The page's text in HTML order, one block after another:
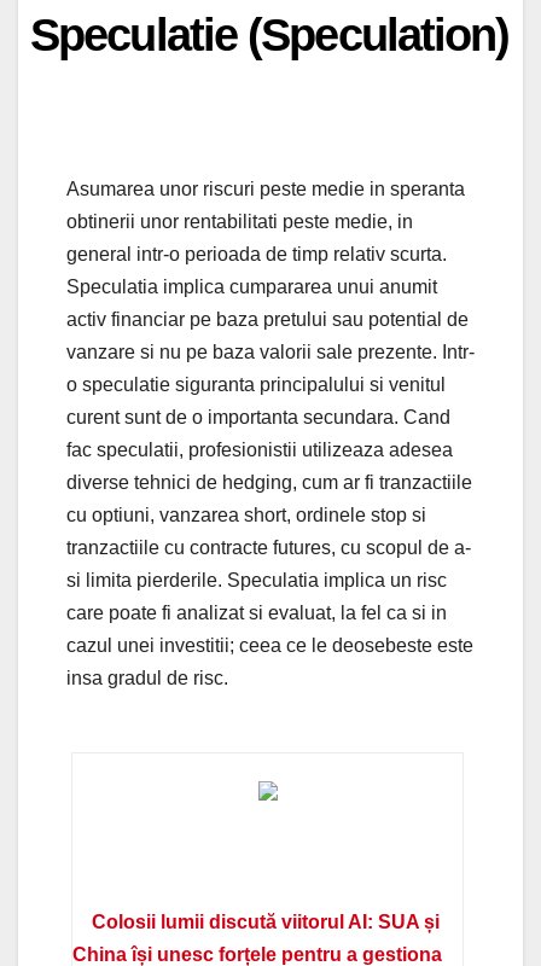
Speculatie (Speculation)
Asumarea unor riscuri peste medie in speranta
obtinerii unor rentabilitati peste medie, in
general intr-o perioada de timp relativ scurta.
Speculatia implica cumpararea unui anumit
activ financiar pe baza pretului sau potential de
vanzare si nu pe baza valorii sale prezente. Intr-
o speculatie siguranta principalului si venitul
curent sunt de o importanta secundara. Cand
fac speculatii, profesionistii utilizeaza adesea
diverse tehnici de hedging, cum ar fi tranzactiile
cu optiuni, vanzarea short, ordinele stop si
tranzactiile cu contracte futures, cu scopul de a-
si limita pierderile. Speculatia implica un risc
care poate fi analizat si evaluat, la fel ca si in
cazul unei investitii; ceea ce le deosebeste este
insa gradul de risc.
Colosii lumii discută viitorul AI: SUA și
China își unesc forțele pentru a gestiona